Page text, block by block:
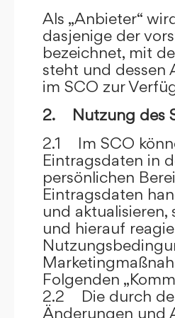
Als „Anbieter“
dasjenige der
bezeichnet, mit
steht und dessen
im SCO zur
2. Nutzung des
2.1 Im SCO
Eintragsdaten in
persönlichen
Eintragsdaten
und
und hierauf
Folgenden
2.2 Die durch
Änderungen und